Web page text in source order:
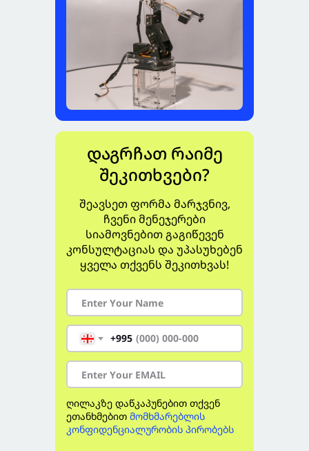
დაგრჩათ რაიმე
შეკითხვები?
შეავსეთ ფორმა მარჯვნივ,
ჩვენი მენეჯერები
სიამოვნებით გაგიწევენ
კონსულტაციას და უპასუხებენ
ყველა თქვენს შეკითხვას!
+995
ღილაკზე დაწკაპუნებით თქვენ
ეთანხმებით მომხმარებლის
კონფიდენციალურობის პირობებს